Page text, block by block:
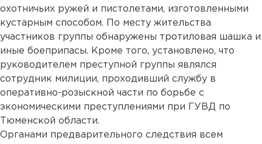
охотничьих ружей и пистолетами, изготовленными
кустарным способом. По месту жительства
участников группы обнаружены тротиловая шашка и
иные боеприпасы. Кроме того, установлено, что
руководителем преступной группы являлся
сотрудник милиции, проходивший службу в
оперативно-розыскной части по борьбе с
экономическими преступлениями при ГУВД по
Тюменской области.
Органами предварительного следствия всем